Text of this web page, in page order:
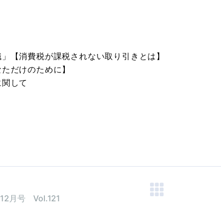
【消費税が課税されない取り引きとは】
だけのために】
して
月号 Vol.121